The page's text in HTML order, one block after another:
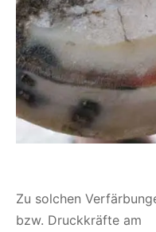
Zu solchen
bzw. Druckkräfte am